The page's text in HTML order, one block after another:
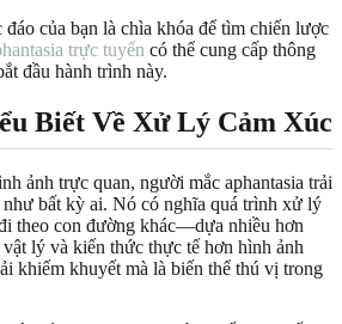
của bạn là chìa khóa để tìm chiến lược
trực tuyến có thể cung cấp thông
đầu hành trình này.
Biết Về Xử Lý Cảm Xúc
ảnh trực quan, người mắc aphantasia trải
như bất kỳ ai. Nó có nghĩa quá trình xử lý
theo con đường khác—dựa nhiều hơn
lý và kiến thức thực tế hơn hình ảnh
khiếm khuyết mà là biến thể thú vị trong